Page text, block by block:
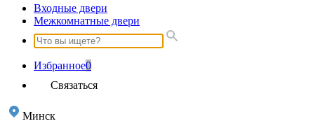
Входные двери
Межкомнатные двери
Избранное0
Связаться
Минск